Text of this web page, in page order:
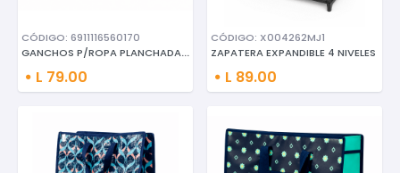
CÓDIGO: 6911116560170
GANCHOS P/ROPA PLANCHADA 10 PC
L 79.00
CÓDIGO: X004262MJ1
ZAPATERA EXPANDIBLE 4 NIVELES
L 89.00